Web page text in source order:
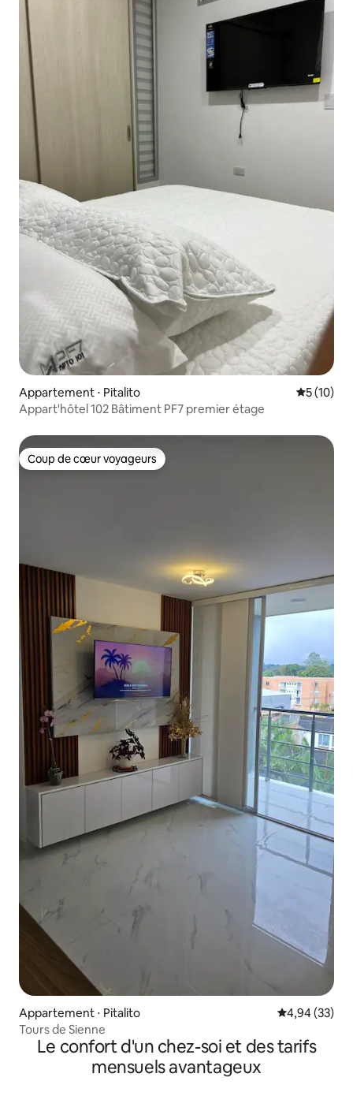
Appartement ⋅ Pitalito
5 (10)
Appart'hôtel 102 Bâtiment PF7 premier étage
Coup de cœur voyageurs
Coup de cœur voyageurs
Appartement ⋅ Pitalito Évaluation
4,94 (33)
Tours de Sienne
Le confort d'un chez-soi et des tarifs
mensuels avantageux